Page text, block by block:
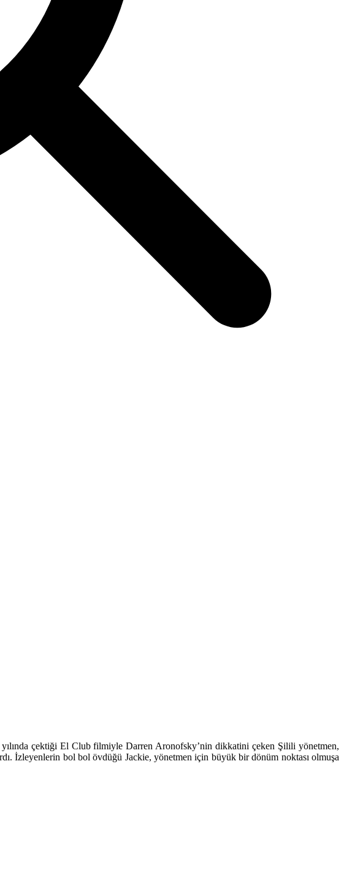
çektiği El Club filmiyle Darren Aronofsky’nin dikkatini çeken Şilili yönetmen,
İzleyenlerin bol bol övdüğü Jackie, yönetmen için büyük bir dönüm noktası olmuşa